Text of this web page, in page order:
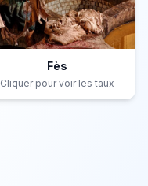
Fès
Cliquer pour voir les taux